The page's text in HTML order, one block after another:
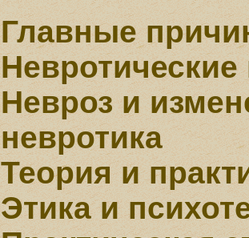
Главные
Невроз и
невротика
Теория и
Этика и